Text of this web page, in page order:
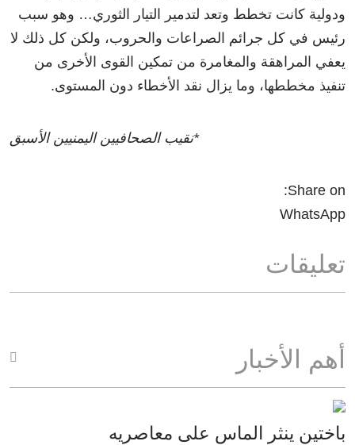
ودولية كانت تخطط وتعد لتدمير التيار الثوري… وهو سبب
رئيس في كل جرائم الصراعات والحروب، ولكن كل ذلك لا
يعفي المراهقة والمغامرة من تمكين القوى الأخرى من
تنفيذ مخططها، وما يزال نقد الأخطاء دون المستوى.
*نقيب الصحافيين اليمنيين الأسبق
Share on:
WhatsApp
تعليقات
أهم الأخبار
باختين ينثر الماس على معاصريه